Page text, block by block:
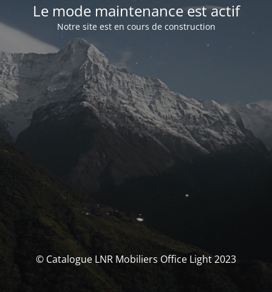
Le mode maintenance est actif
Notre site est en cours de construction
© Catalogue LNR Mobiliers Office Light 2023